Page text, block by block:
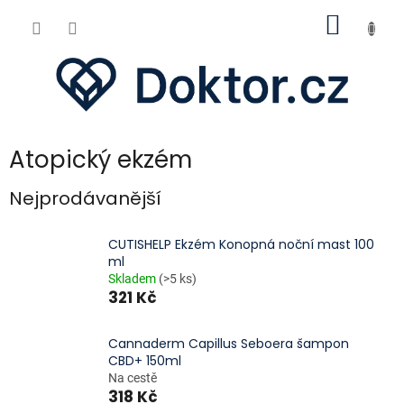
Atopický ekzém
Nejprodávanější
CUTISHELP Ekzém Konopná noční mast 100
ml
Skladem (>5 ks)
321 Kč
Cannaderm Capillus Seboera šampon
CBD+ 150ml
Na cestě
318 Kč